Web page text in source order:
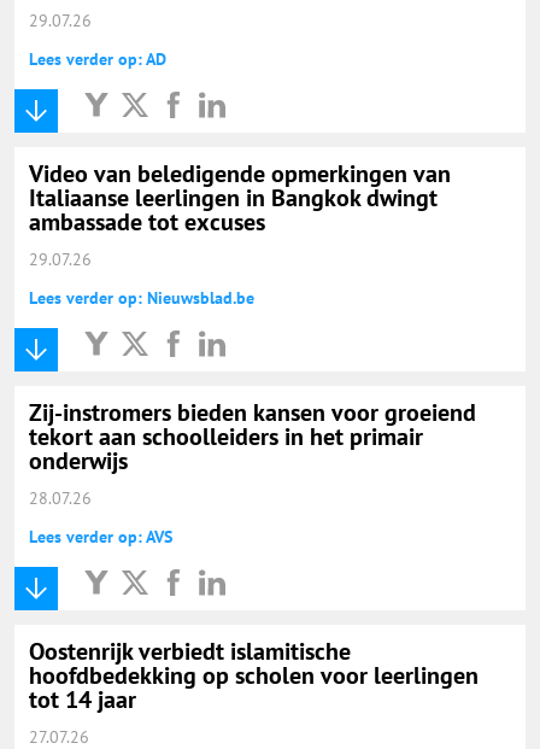
29.07.26
Lees verder op: AD
Video van beledigende opmerkingen van
Italiaanse leerlingen in Bangkok dwingt
ambassade tot excuses
29.07.26
Lees verder op: Nieuwsblad.be
Zij-instromers bieden kansen voor groeiend
tekort aan schoolleiders in het primair
onderwijs
28.07.26
Lees verder op: AVS
Oostenrijk verbiedt islamitische
hoofdbedekking op scholen voor leerlingen
tot 14 jaar
27.07.26